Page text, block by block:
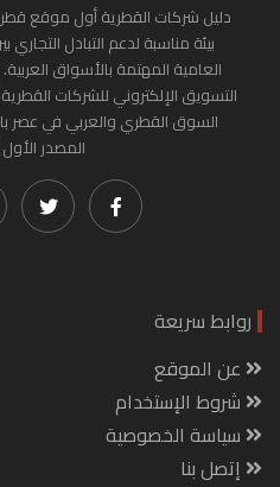
دليل شركات القطرية أول موقع
بيئة مناسبة لدعم التبادل
العامية المهتمة بالأسواق
التسويق الإلكتروني للشركات
السوق القطري والعربي في عصر
المصدر
روابط سريعة
عن الموقع
شروط الإستخدام
سياسة الخصوصية
إتصل بنا